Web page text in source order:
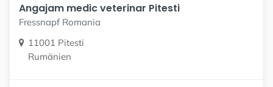
Angajam medic veterinar Pitesti
Fressnapf Romania
11001 Pitesti
Rumänien